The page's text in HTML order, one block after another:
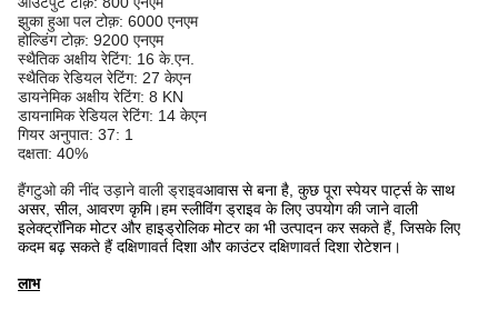
झुका हुआ पल टोक़: 6000 एनएम
होल्डिंग टोक़: 9200 एनएम
स्थैतिक अक्षीय रेटिंग: 16 के.एन.
स्थैतिक रेडियल रेटिंग: 27 केएन
डायनेमिक अक्षीय रेटिंग: 8 KN
डायनामिक रेडियल रेटिंग: 14 केएन
गियर अनुपात: 37: 1
दक्षता: 40%
हैंगटुओ की नींद उड़ाने वाली ड्राइवआवास से बना है, कुछ पूरा स्पेयर पार्ट्स के साथ
असर, सील, आवरण कृमि।हम स्लीविंग ड्राइव के लिए उपयोग की जाने वाली
इलेक्ट्रॉनिक मोटर और हाइड्रोलिक मोटर का भी उत्पादन कर सकते हैं, जिसके लिए
कदम बढ़ सकते हैंदक्षिणावर्त दिशा और काउंटर दक्षिणावर्त दिशा रोटेशन।
लाभ